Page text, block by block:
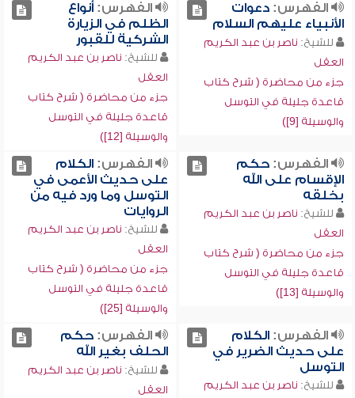
الفهرس:دعوات
الأنبياء عليهم السلام
للشيخ: ناصر بن عبد الكريم
العقل
جزء من محاضرة ( شرح كتاب
قاعدة جليلة في التوسل
والوسيلة [9])
الفهرس:أنواع
الظلم في الزيارة
الشركية للقبور
للشيخ: ناصر بن عبد الكريم
العقل
جزء من محاضرة ( شرح كتاب
قاعدة جليلة في التوسل
والوسيلة [12])
الفهرس:حكم
الإقسام على الله
بخلقه
للشيخ: ناصر بن عبد الكريم
العقل
جزء من محاضرة ( شرح كتاب
قاعدة جليلة في التوسل
والوسيلة [13])
الفهرس:الكلام
على حديث الأعمى في
التوسل وما ورد فيه من
الروايات
للشيخ: ناصر بن عبد الكريم
العقل
جزء من محاضرة ( شرح كتاب
قاعدة جليلة في التوسل
والوسيلة [25])
الفهرس:الكلام
على حديث الضرير في
التوسل
للشيخ: ناصر بن عبد الكريم
الفهرس:حكم
الحلف بغير الله
للشيخ: ناصر بن عبد الكريم
العقل